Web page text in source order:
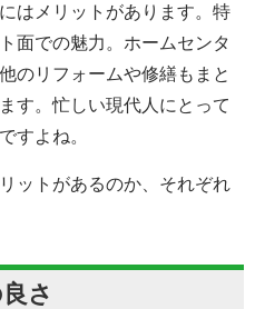
はメリットがあります。特
面での魅力。ホームセンタ
のリフォームや修繕もまと
す。忙しい現代人にとって
すよね。
ットがあるのか、それぞれ
さ